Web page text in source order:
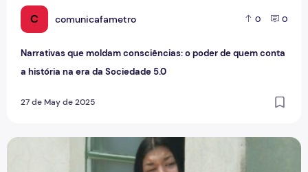
C comunicafametro 0 0
Narrativas que moldam consciências: o poder de quem conta
a história na era da Sociedade 5.0
27 de May de 2025
Por que precisamos matar o crime passional no jornalismo?